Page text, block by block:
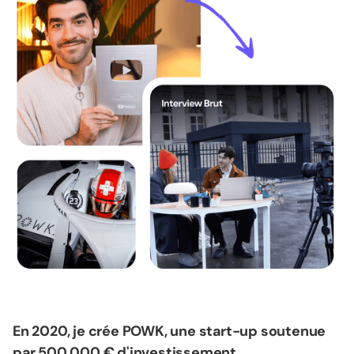
En 2020, je crée POWK, une start-up soutenue